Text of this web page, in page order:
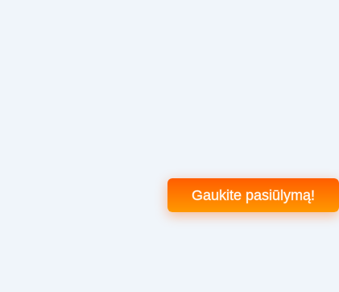
Gaukite pasiūlymą!